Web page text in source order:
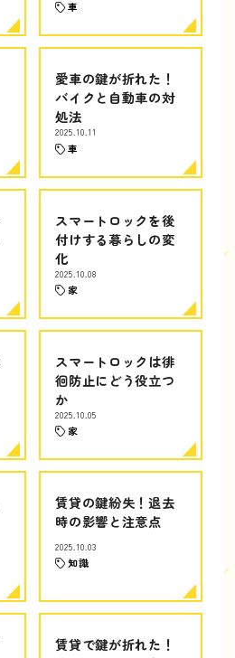
車
愛車の鍵が折れた！
バイクと自動車の対
処法
2025.10.11
車
スマートロックを後
付けする暮らしの変
化
2025.10.08
家
スマートロックは徘
徊防止にどう役立つ
か
2025.10.05
家
賃貸の鍵紛失！退去
時の影響と注意点
2025.10.03
知識
賃貸で鍵が折れた！